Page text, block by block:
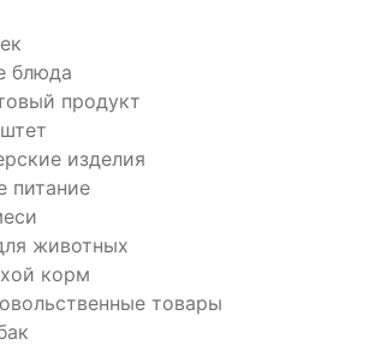
блюда
продукт
изделия
питание
животных
корм
товары